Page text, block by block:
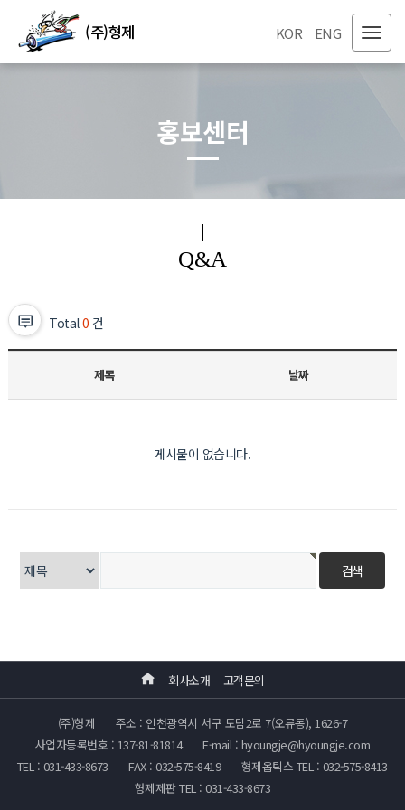
(주)형제 KOR ENG
홍보센터
Q&A
Total0 건
제목 날짜
게시물이 없습니다.
회사소개 고객문의
(주)형제
주소 : 인천광역시 서구 도담2로 7(오류동), 1626-7
사업자등록번호 : 137-81-81814
E-mail : hyoungje@hyoungje.com
TEL : 031-433-8673
FAX : 032-575-8419
형제옵틱스 TEL : 032-575-8413
형제제판 TEL : 031-433-8673